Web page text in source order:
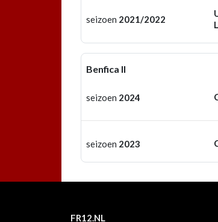
seizoen 2021/2022
Benfica II
seizoen 2024
seizoen 2023
FR12.NL